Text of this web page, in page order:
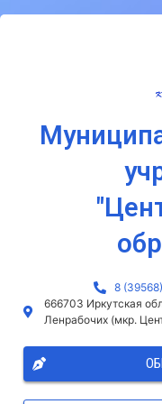
8
666703 Иркутская
Ленрабочих (мкр.